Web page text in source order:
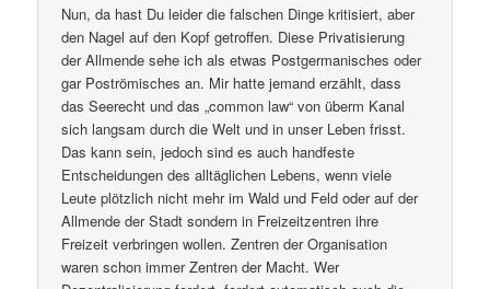
Nun, da hast Du leider die falschen Dinge kritisiert, aber
den Nagel auf den Kopf getroffen. Diese Privatisierung
der Allmende sehe ich als etwas Postgermanisches oder
gar Poströmisches an. Mir hatte jemand erzählt, dass
das Seerecht und das „common law“ von überm Kanal
sich langsam durch die Welt und in unser Leben frisst.
Das kann sein, jedoch sind es auch handfeste
Entscheidungen des alltäglichen Lebens, wenn viele
Leute plötzlich nicht mehr im Wald und Feld oder auf der
Allmende der Stadt sondern in Freizeitzentren ihre
Freizeit verbringen wollen. Zentren der Organisation
waren schon immer Zentren der Macht. Wer